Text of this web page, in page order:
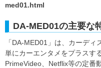
med01.html
DA-MED01の主要な
「DA-MED01」は、カーデ
単にカーエンタメをプラスす
PrimeVideo、Netflix等の定番